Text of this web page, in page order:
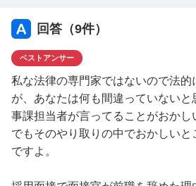
都合が悪いんですね。だから法律違
法律的な労働者の権利も与えられな
れている状態にやる気をなくし、私
みに、そんな勤務体制ですから、辞
性的に人手不足で、そのしわよせを
の仕事量が増えるのも大きな原因で
話を戻しますが、応募先には上記の
回答（9件）
ベストアンサー
私な法律の専門家ではないので法的
が、あなたは何も間違っていないと
事課担当者が言ってることがおかし
でもそのやり取りの中でおかしい
ですよ。